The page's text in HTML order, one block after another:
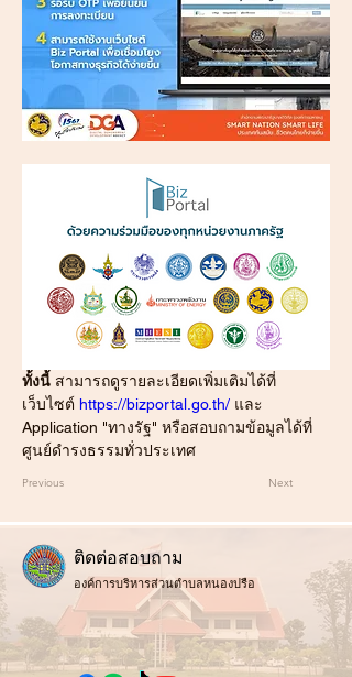
ทั้งนี้ สามารถดูรายละเอียดเพิ่มเติมได้ที่
เว็บไซต์ https://bizportal.go.th/ และ
Application "ทางรัฐ" หรือสอบถามข้อมูลได้ที่
ศูนย์ดำรงธรรมทั่วประเทศ
Previous Next
ติดต่อสอบถาม
องค์การบริหารส่วนตำบลหนองปรือ